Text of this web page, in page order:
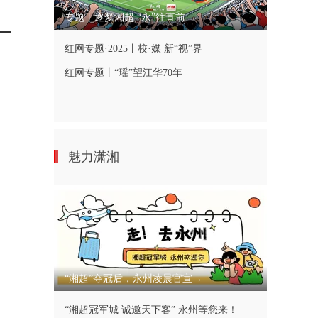
专题丨逐梦湘超 “永”往直前
红网专题·2025丨校·媒 新“视”界
红网专题丨“瑶”望江华70年
魅力潇湘
“湘超”夺冠后，永州凌晨官宣→
“湘超冠军城 诚邀天下客” 永州等您来！